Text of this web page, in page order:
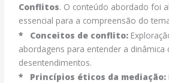
Conflitos. O conteúdo abordado foi
essencial para a compreensão do
*
Conceitos de conflito:
abordagens para entender a dinâmica
desentendimentos.
*
Princípios éticos da mediação: